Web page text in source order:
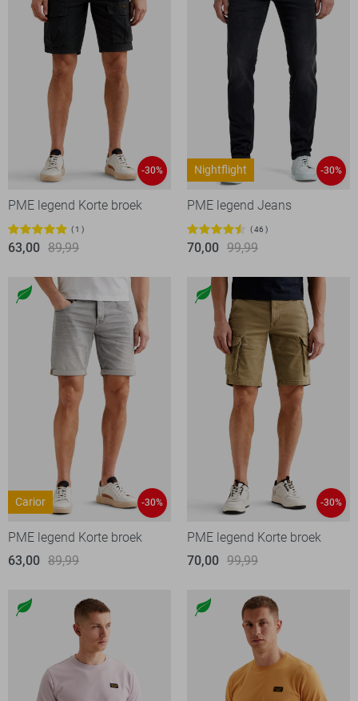
-30%
PME legend Korte broek
1
63,00 89,99
Nightflight -30%
PME legend Jeans
46
70,00 99,99
Carior -30%
PME legend Korte broek
63,00 89,99
-30%
PME legend Korte broek
70,00 99,99